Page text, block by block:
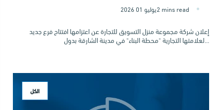
2026 يوليو 012 mins read
إعلان شركة مجموعة منزل التسويق للتجارة عن اعتزامها افتتاح فرع جديد
لعلامتها التجارية "محطة البناء" في مدينة الشارقة بدول...
الكل